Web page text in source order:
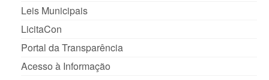
Leis Municipais
LicitaCon
Portal da Transparência
Acesso à Informação